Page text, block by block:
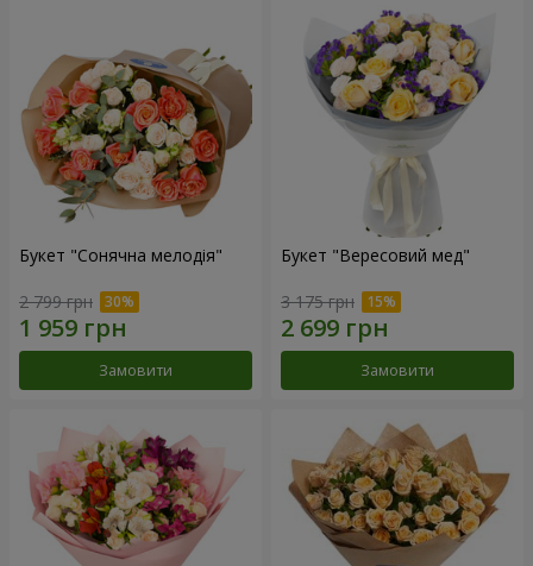
Букет "Сонячна мелодія"
2 799 грн
Замовити
Букет "Вересовий мед"
3 175 грн
Замовити